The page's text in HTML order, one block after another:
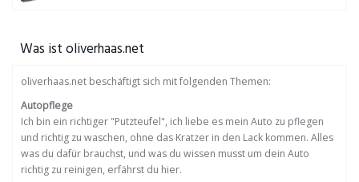
Was ist oliverhaas.net
oliverhaas.net beschäftigt sich mit folgenden Themen:
Autopflege
Ich bin ein richtiger "Putzteufel", ich liebe es mein Auto zu pflegen
und richtig zu waschen, ohne das Kratzer in den Lack kommen. Alles
was du dafür brauchst, und was du wissen musst um dein Auto
richtig zu reinigen, erfährst du hier.